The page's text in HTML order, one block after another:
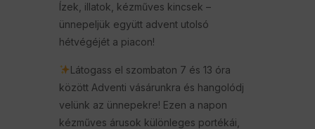
Ízek, illatok, kézműves kincsek –
ünnepeljük együtt advent utolsó
hétvégéjét a piacon!
Látogass el szombaton 7 és 13 óra
között Adventi vásárunkra és hangolódj
velünk az ünnepekre! Ezen a napon
kézműves árusok különleges portékái,